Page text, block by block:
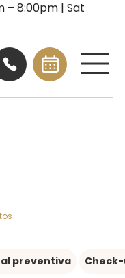
– 8:00pm | Sat
preventiva